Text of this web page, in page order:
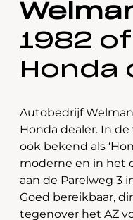
1982
Honda
Autobedrijf Welman
Honda dealer. In
ook bekend als
moderne en in het
aan de Parelweg 3
Goed bereikbaar,
tegenover het AZ